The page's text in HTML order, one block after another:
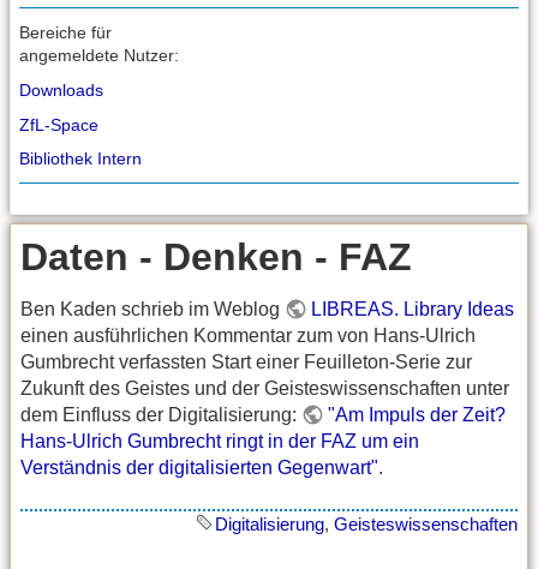
Bereiche für
angemeldete Nutzer:
Downloads
ZfL-Space
Bibliothek Intern
Daten - Denken - FAZ
Ben Kaden schrieb im Weblog
LIBREAS. Library Ideas
einen ausführlichen Kommentar zum von Hans-Ulrich
Gumbrecht verfassten Start einer Feuilleton-Serie zur
Zukunft des Geistes und der Geisteswissenschaften unter
dem Einfluss der Digitalisierung:
"Am Impuls der Zeit?
Hans-Ulrich Gumbrecht ringt in der FAZ um ein
Verständnis der digitalisierten Gegenwart".
Digitalisierung, Geisteswissenschaften